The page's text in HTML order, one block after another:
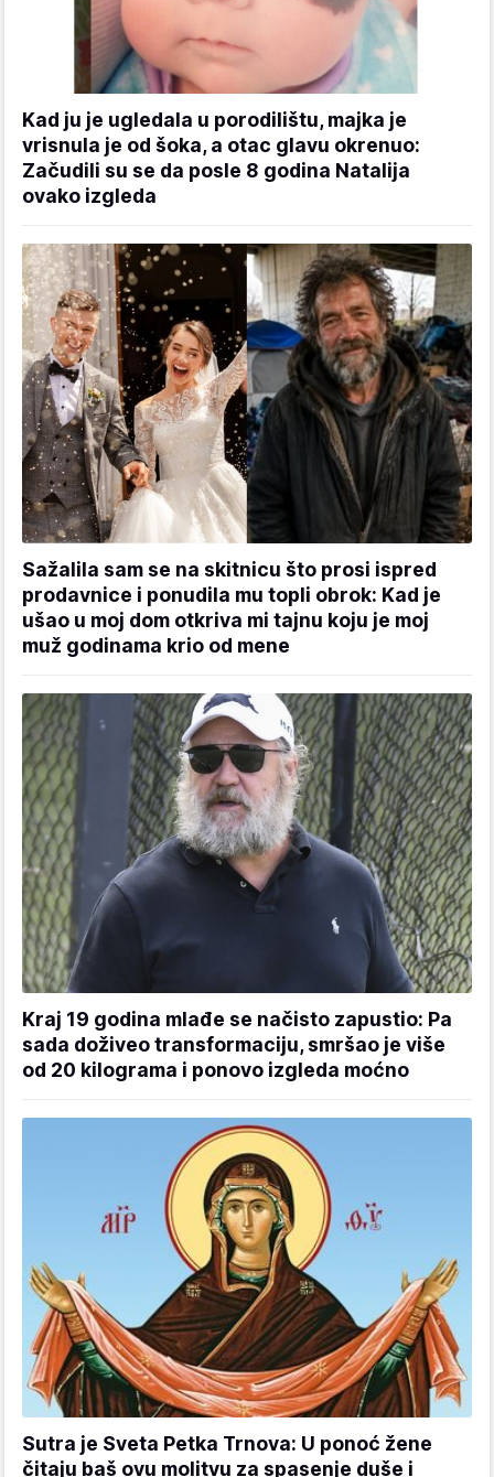
Kad ju je ugledala u porodilištu, majka je
vrisnula je od šoka, a otac glavu okrenuo:
Začudili su se da posle 8 godina Natalija
ovako izgleda
Sažalila sam se na skitnicu što prosi ispred
prodavnice i ponudila mu topli obrok: Kad je
ušao u moj dom otkriva mi tajnu koju je moj
muž godinama krio od mene
Kraj 19 godina mlađe se načisto zapustio: Pa
sada doživeo transformaciju, smršao je više
od 20 kilograma i ponovo izgleda moćno
Sutra je Sveta Petka Trnova: U ponoć žene
čitaju baš ovu molitvu za spasenje duše i